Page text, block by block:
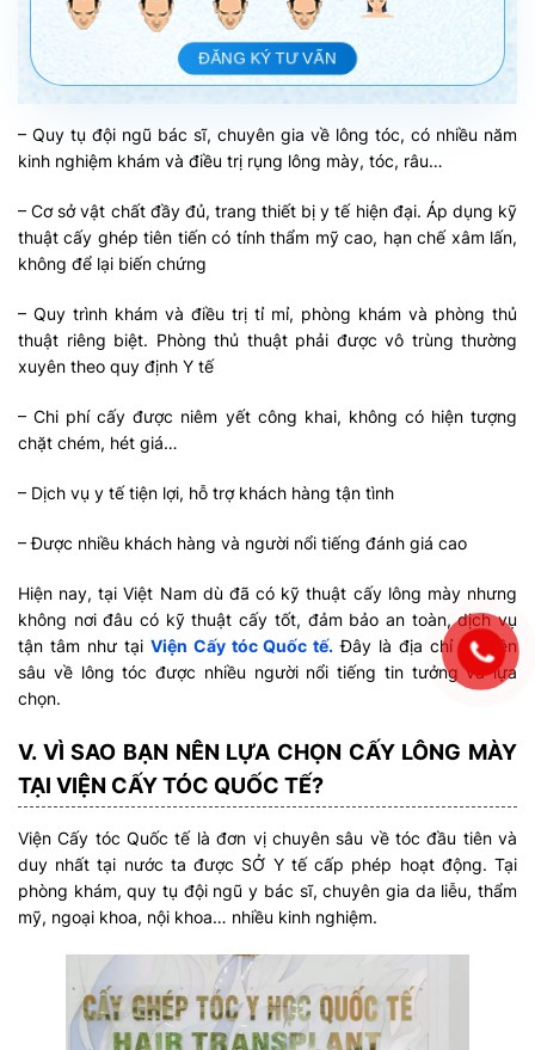
ĐĂNG KÝ TƯ VẤN
– Quy tụ đội ngũ bác sĩ, chuyên gia về lông tóc, có nhiều năm
kinh nghiệm khám và điều trị rụng lông mày, tóc, râu…
– Cơ sở vật chất đầy đủ, trang thiết bị y tế hiện đại. Áp dụng kỹ
thuật cấy ghép tiên tiến có tính thẩm mỹ cao, hạn chế xâm lấn,
không để lại biến chứng
– Quy trình khám và điều trị tỉ mỉ, phòng khám và phòng thủ
thuật riêng biệt. Phòng thủ thuật phải được vô trùng thường
xuyên theo quy định Y tế
– Chi phí cấy được niêm yết công khai, không có hiện tượng
chặt chém, hét giá…
– Dịch vụ y tế tiện lợi, hỗ trợ khách hàng tận tình
– Được nhiều khách hàng và người nổi tiếng đánh giá cao
Hiện nay, tại Việt Nam dù đã có kỹ thuật cấy lông mày nhưng
không nơi đâu có kỹ thuật cấy tốt, đảm bảo an toàn, dịch vụ
tận tâm như tại Viện Cấy tóc Quốc tế. Đây là địa chỉ chuyên
sâu về lông tóc được nhiều người nổi tiếng tin tưởng và lựa
chọn.
V. VÌ SAO BẠN NÊN LỰA CHỌN CẤY LÔNG MÀY
TẠI VIỆN CẤY TÓC QUỐC TẾ?
Viện Cấy tóc Quốc tế là đơn vị chuyên sâu về tóc đầu tiên và
duy nhất tại nước ta được SỞ Y tế cấp phép hoạt động. Tại
phòng khám, quy tụ đội ngũ y bác sĩ, chuyên gia da liễu, thẩm
mỹ, ngoại khoa, nội khoa… nhiều kinh nghiệm.